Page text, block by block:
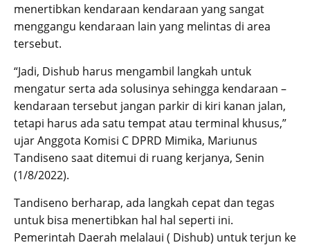
menertibkan kendaraan kendaraan yang sangat
menggangu kendaraan lain yang melintas di area
tersebut.
“Jadi, Dishub harus mengambil langkah untuk
mengatur serta ada solusinya sehingga kendaraan –
kendaraan tersebut jangan parkir di kiri kanan jalan,
tetapi harus ada satu tempat atau terminal khusus,”
ujar Anggota Komisi C DPRD Mimika, Mariunus
Tandiseno saat ditemui di ruang kerjanya, Senin
(1/8/2022).
Tandiseno berharap, ada langkah cepat dan tegas
untuk bisa menertibkan hal hal seperti ini.
Pemerintah Daerah melalaui ( Dishub) untuk terjun ke